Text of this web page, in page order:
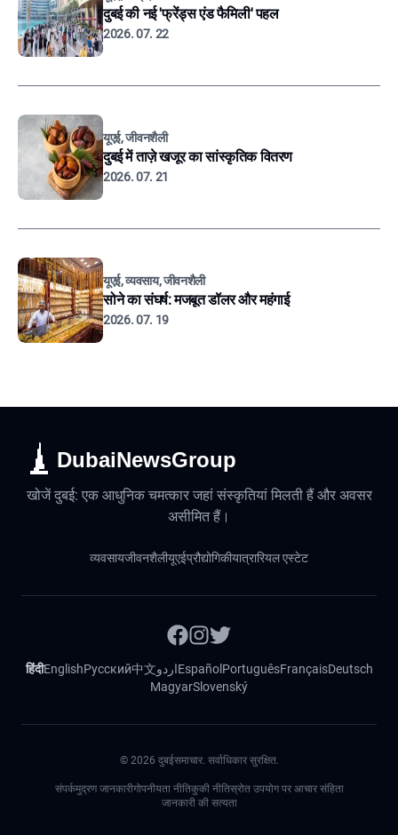
दुबई की नई 'फ्रेंड्स एंड फैमिली' पहल
2026. 07. 22
यूएई, जीवनशैली
दुबई में ताज़े खजूर का सांस्कृतिक वितरण
2026. 07. 21
यूएई, व्यवसाय, जीवनशैली
सोने का संघर्ष: मजबूत डॉलर और महंगाई
2026. 07. 19
DubaiNewsGroup
खोजें दुबई: एक आधुनिक चमत्कार जहां संस्कृतियां मिलती हैं और अवसर
असीमित हैं।
व्यवसायजीवनशैलीयूएईप्रौद्योगिकीयात्रारियल एस्टेट
हिंदीEnglishРусский中文اردوEspañol PortuguêsFrançaisDeutsch
MagyarSlovenský
© 2026 दुबईसमाचार. सर्वाधिकार सुरक्षित.
संपर्कमुद्रण जानकारीगोपनीयता नीतिकुकी नीतिस्रोत उपयोग पर आचार संहिता
जानकारी की सत्यता